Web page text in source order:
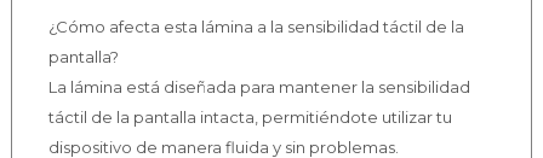
¿Cómo afecta esta lámina a la sensibilidad táctil de la
pantalla?
La lámina está diseñada para mantener la sensibilidad
táctil de la pantalla intacta, permitiéndote utilizar tu
dispositivo de manera fluida y sin problemas.